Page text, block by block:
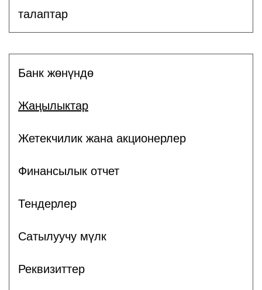
талаптар
Банк жөнүндө
Жаңылыктар
Жетекчилик жана акционерлер
Финансылык отчет
Тендерлер
Сатылуучу мүлк
Реквизиттер